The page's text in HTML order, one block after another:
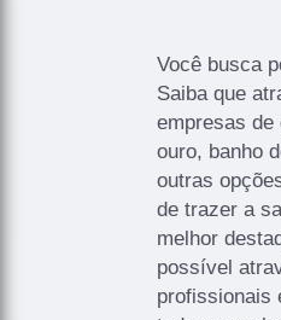
Você busca
Saiba que
empresas de
ouro, banho
outras
de trazer a
melhor
possível
profissionais